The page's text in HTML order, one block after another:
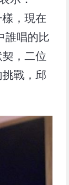
，現在
誰唱的比
，二位
戰，邱